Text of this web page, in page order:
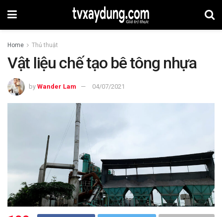
Home Thủ thuật
Vật liệu chế tạo bê tông nhựa
by Wander Lam 04/07/2021